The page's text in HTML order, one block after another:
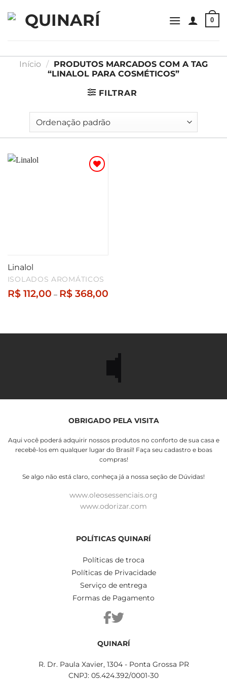
to
0
Início / PRODUTOS MARCADOS COM A TAG
“LINALOL PARA COSMÉTICOS”
FILTRAR
ISOLADOS AROMÁTICOS
Linalol
R$112,00 – R$368,00Faixa
de
OBRIGADO PELA VISITA
Aqui você poderá adquirir nossos produtos no conforto de sua casa e
recebê-los em qualquer lugar do Brasil! Faça seu cadastro e boas
compras!
Se algo não está claro, conheça já a nossa seção de Dúvidas!
www.oleosessenciais.org
www.odorizar.com
POLÍTICAS QUINARÍ
Políticas de troca
Políticas de Privacidade
Serviço de entrega
Formas de Pagamento
QUINARÍ
R. Dr. Paula Xavier, 1304 - Ponta Grossa PR
CNPJ: 05.424.392/0001-30